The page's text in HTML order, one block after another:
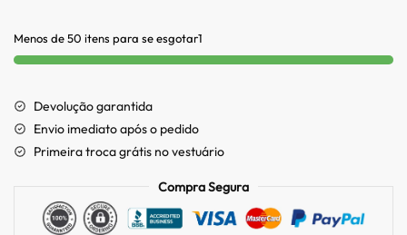
Menos de 50 itens para se esgotar1
Devolução garantida
Envio imediato após o pedido
Primeira troca grátis no vestuário
Compra Segura